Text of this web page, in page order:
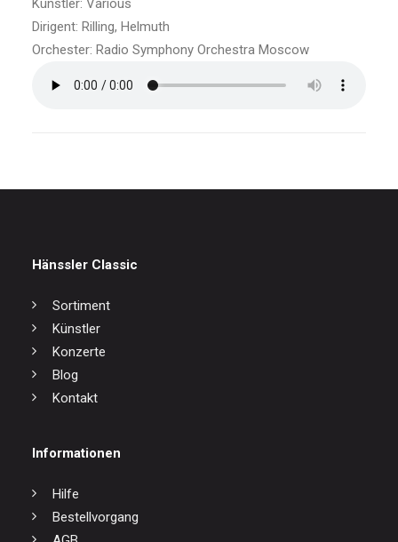
Künstler: Various
Dirigent: Rilling, Helmuth
Orchester: Radio Symphony Orchestra Moscow
Hänssler Classic
Sortiment
Künstler
Konzerte
Blog
Kontakt
Informationen
Hilfe
Bestellvorgang